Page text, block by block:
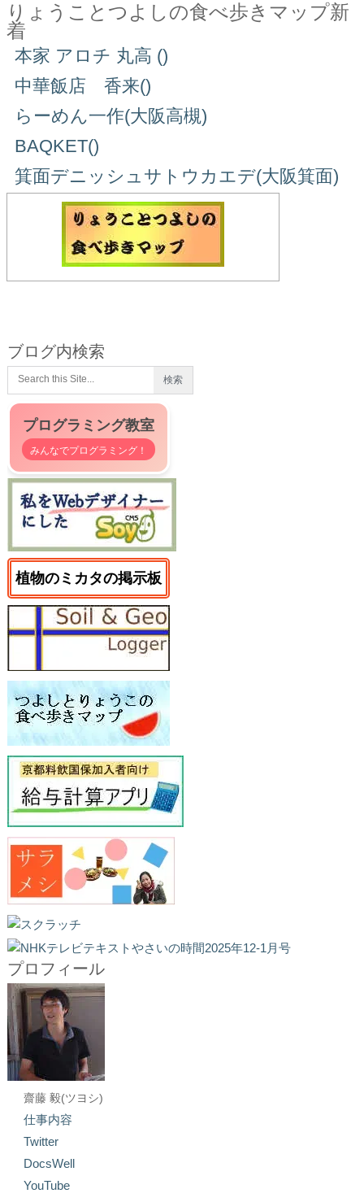
りょうことつよしの食べ歩きマップ新
着
本家 アロチ 丸高 ()
中華飯店 香来()
らーめん一作(大阪高槻)
BAQKET()
箕面デニッシュサトウカエデ(大阪箕面)
ブログ内検索
プログラミング教室
みんなでプログラミング！
植物のミカタの掲示板
プロフィール
齋藤 毅(ツヨシ)
仕事内容
Twitter
DocsWell
YouTube